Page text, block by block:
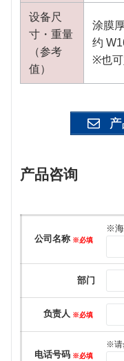
设备尺
寸・重量
（参考
值）
涂膜
约
※也可
产品咨询
このフィールドは
公司名称 ※必填
※海
部门
负责人 ※必填
电话号码 ※必填
※请